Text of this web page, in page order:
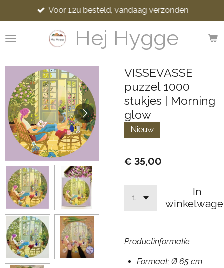
direct
naar
Hej Hygge
Voor 12u besteld, vandaag verzonden
VISSEVASSE
puzzel 1000
stukjes | Morning
glow
Nieuw
€ 35,00
In
Productinformatie
Formaat; Ø 65 cm